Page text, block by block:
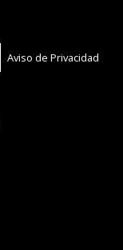
Aviso de Privacidad